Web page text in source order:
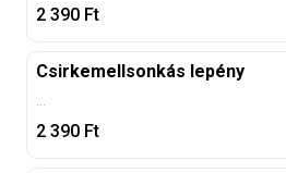
2 390 Ft
Csirkemellsonkás lepény
...
2 390 Ft